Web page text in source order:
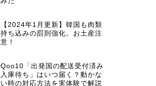
【2024年1月更新】韓国も肉類
持ち込みの罰則強化。お土産注
意！
Qoo10「出発国の配送受付済み
入庫待ち」はいつ届く？動かな
い時の対応方法を実体験で解説